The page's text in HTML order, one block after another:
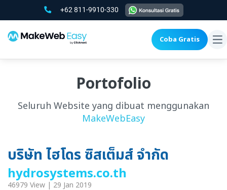
+62 811-9910-330
Coba Gratis
Portofolio
Seluruh Website yang dibuat menggunakan
MakeWebEasy
บริษัท ไฮโดร ซิสเต็มส์ จำกัด
hydrosystems.co.th
46979 View | 29 Jan 2019